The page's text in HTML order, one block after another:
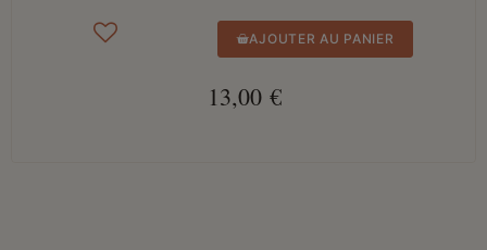
AJOUTER AU PANIER
13,00 €